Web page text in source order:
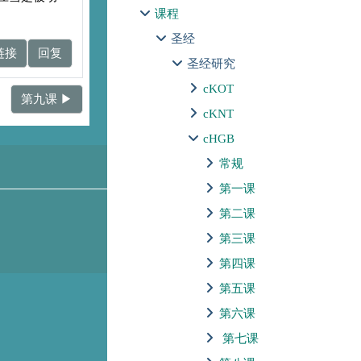
课程
圣经
圣经研究
cKOT
cKNT
cHGB
常规
第一课
第二课
第三课
第四课
第五课
第六课
第七课
接 回复
第九课 ▶︎